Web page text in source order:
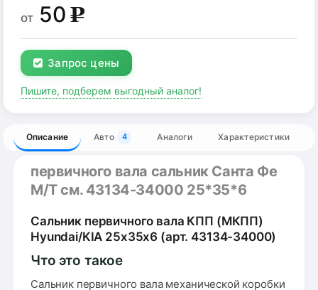
от 50g
Запрос цены
Пишите, подберем выгодный аналог!
Описание Авто 4 Аналоги Характеристики
первичного вала сальник Санта Фе
М/Т см. 43134-34000 25*35*6
Сальник первичного вала КПП (МКПП)
Hyundai/KIA 25x35x6 (арт. 43134-34000)
Что это такое
Сальник первичного вала механической коробки